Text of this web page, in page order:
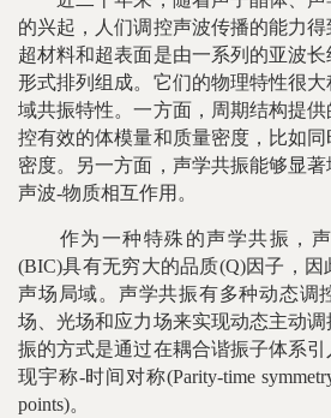
的兴起，人们调控声波传播的能力
超材料和超表面是由一系列的亚波
形式排列组成。它们的物理特性很
域共振特性。一方面，周期结构提
控有效的体模量和质量密度，比如
密度。另一方面，声学共振能够显
声波-物质相互作用。
作为一种特殊的声学共振，声
(BIC)具有无穷大的品质(Q)因子，
声场局域。声学共振有多种动态调
场、光场和应力场来实现动态主动
振的方式是通过在耦合谐振子体系
现宇称-时间对称(Parity-time
points)。